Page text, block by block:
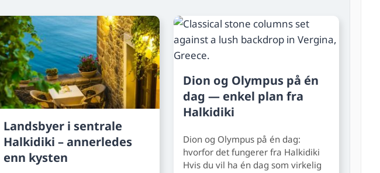
Landsbyer i sentrale
Halkidiki – annerledes
enn kysten
Dion og Olympus på én
dag — enkel plan fra
Halkidiki
Dion og Olympus på én dag:
hvorfor det fungerer fra Halkidiki
Hvis du vil ha én dag som virkelig